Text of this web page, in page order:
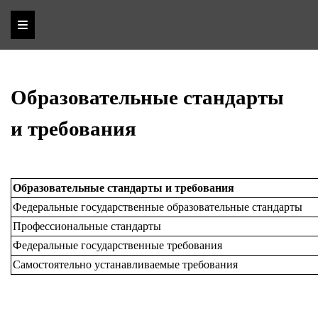
Образовательные стандарты
и требования
Образовательные стандарты и требования
Федеральные государственные образовательные стандарты
Профессиональные стандарты
Федеральные государственные требования
Самостоятельно устанавливаемые требования